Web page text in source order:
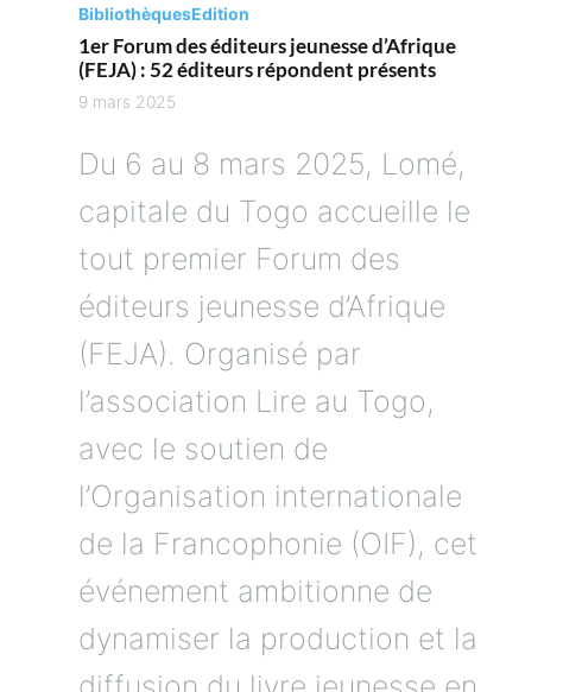
BibliothèquesEdition
1er Forum des éditeurs jeunesse d’Afrique
(FEJA) : 52 éditeurs répondent présents
9 mars 2025
Du 6 au 8 mars 2025, Lomé,
capitale du Togo accueille le
tout premier Forum des
éditeurs jeunesse d’Afrique
(FEJA). Organisé par
l’association Lire au Togo,
avec le soutien de
l’Organisation internationale
de la Francophonie (OIF), cet
événement ambitionne de
dynamiser la production et la